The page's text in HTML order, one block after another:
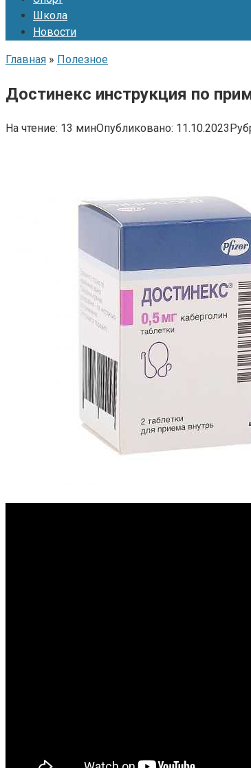
Школа
Новости
Главная » Полезное
Достинекс инструкция по
На чтение: 13 минОпубликовано: 11.10.2023